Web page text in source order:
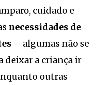
cuidado e
necessidades de
– algumas não se
deixar a criança ir
outras